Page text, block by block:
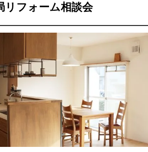
リフォーム相談会